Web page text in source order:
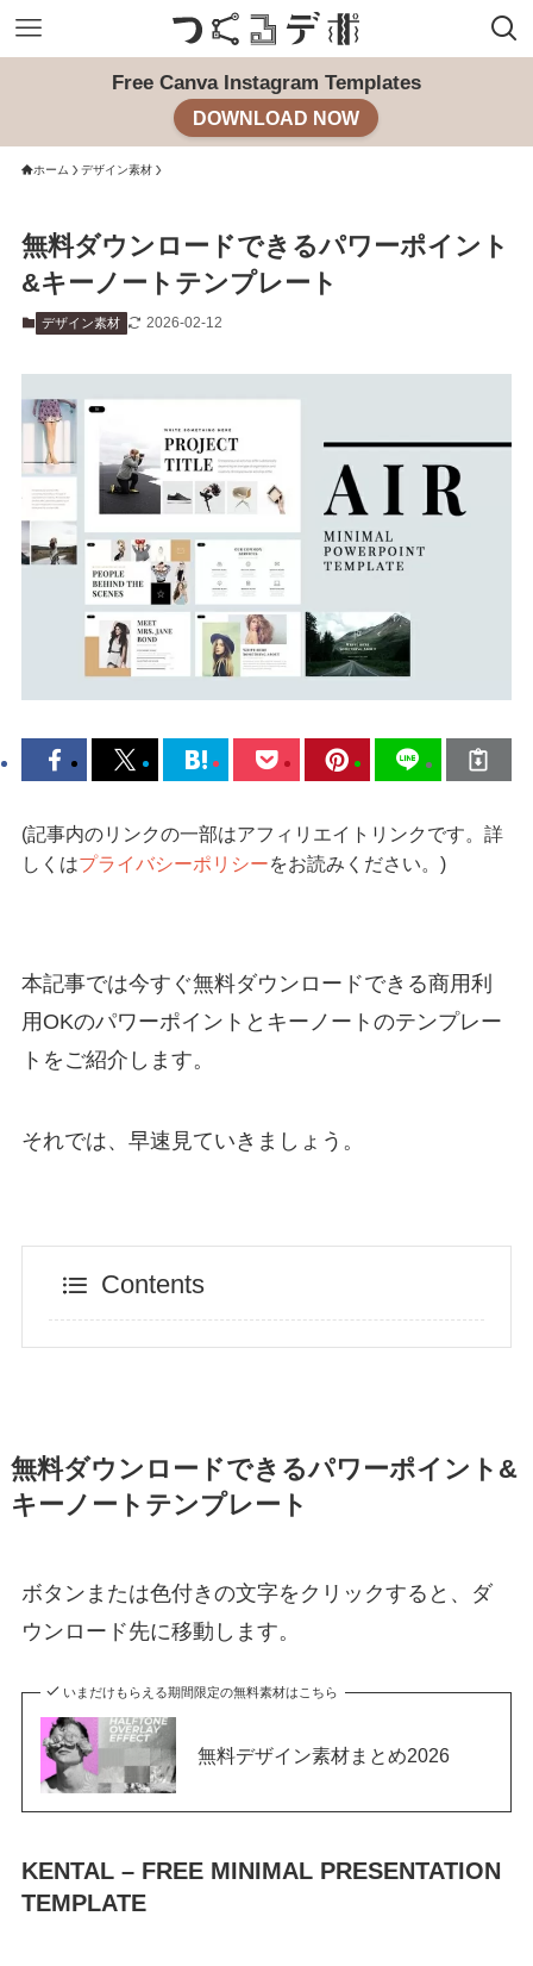
Free Canva Instagram Templates
DOWNLOAD NOW
ホーム デザイン素材
無料ダウンロードできるパワーポイント
&キーノートテンプレート
デザイン素材 2026-02-12
(記事内のリンクの一部はアフィリエイトリンクです。詳
しくはプライバシーポリシーをお読みください。)
本記事では今すぐ無料ダウンロードできる商用利
用OKのパワーポイントとキーノートのテンプレー
トをご紹介します。
それでは、早速見ていきましょう。
Contents
無料ダウンロードできるパワーポイント&
キーノートテンプレート
ボタンまたは色付きの文字をクリックすると、ダ
ウンロード先に移動します。
いまだけもらえる期間限定の無料素材はこちら
無料デザイン素材まとめ2026
KENTAL – FREE MINIMAL PRESENTATION
TEMPLATE